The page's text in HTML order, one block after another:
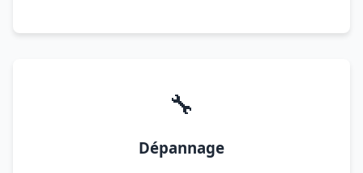
🔧
Dépannage